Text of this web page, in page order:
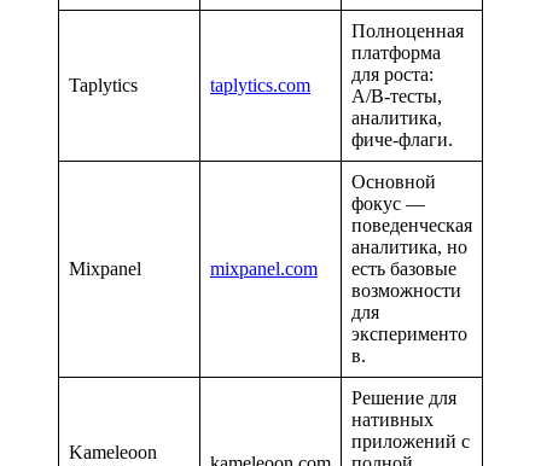
Taplytics taplytics.com
Полноценная
платформа
для роста:
A/B-тесты,
аналитика,
фиче-флаги.
Mixpanel mixpanel.com
Основной
фокус —
поведенческая
аналитика, но
есть базовые
возможности
для
эксперименто
в.
Kameleoon
Решение для
нативных
приложений с